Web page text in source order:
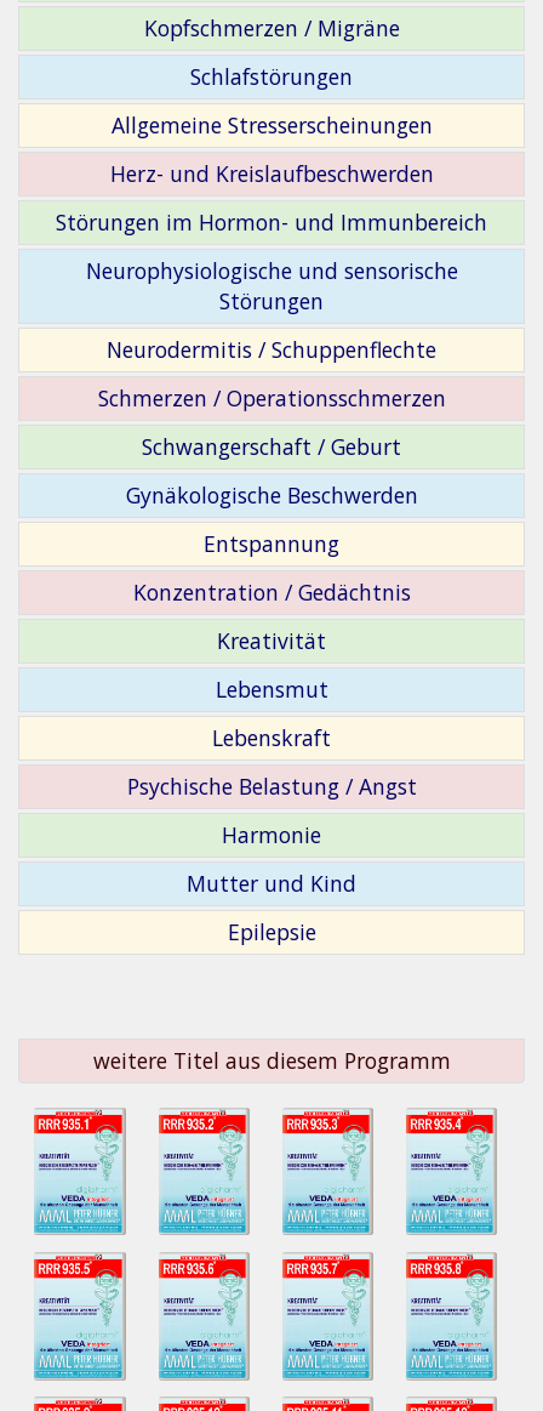
Kopfschmerzen / Migräne
Schlafstörungen
Allgemeine Stresserscheinungen
Herz- und Kreislaufbeschwerden
Störungen im Hormon- und Immunbereich
Neurophysiologische und sensorische
Störungen
Neurodermitis / Schuppenflechte
Schmerzen / Operationsschmerzen
Schwangerschaft / Geburt
Gynäkologische Beschwerden
Entspannung
Konzentration / Gedächtnis
Kreativität
Lebensmut
Lebenskraft
Psychische Belastung / Angst
Harmonie
Mutter und Kind
Epilepsie
weitere Titel aus diesem Programm